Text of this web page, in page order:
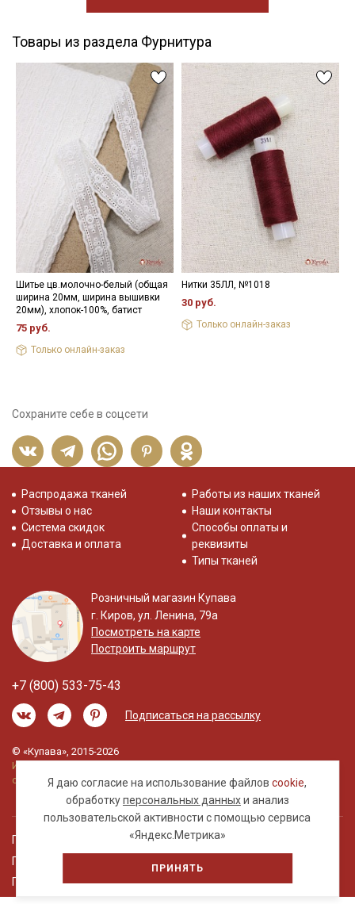
Товары из раздела Фурнитура
Шитье цв.молочно-белый (общая
ширина 20мм, ширина вышивки
20мм), хлопок-100%, батист
75 руб.
Только онлайн-заказ
Нитки 35ЛЛ, №1018
30 руб.
Только онлайн-заказ
Сохраните себе в соцсети
Я даю согласие на использование файловcookie,
обработкуперсональных данныхи анализ
пользовательской активности с помощью сервиса
«Яндекс.Метрика»
ПРИНЯТЬ
Распродажа тканей
Отзывы о нас
Система скидок
Доставка и оплата
Работы из наших тканей
Наши контакты
Способы оплаты и
реквизиты
Типы тканей
Розничный магазин Купава
г. Киров, ул. Ленина, 79а
Посмотреть на карте
Построить маршрут
+7 (800) 533-75-43
Подписаться на рассылку
© «Купава», 2015-2026
Информация на сайте не является публичной
офертой.
Правовая информация
Политика обработки персональных данных
Пользовательское соглашение